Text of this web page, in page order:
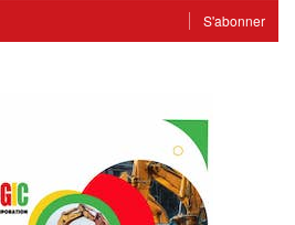
S'abonner